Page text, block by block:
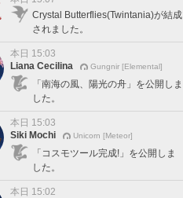
Crystal Butterflies(Twintania)が結成
されました。
本日 15:03
Liana Cecilina
Gungnir [Elemental]
「南海の風、陽光の舟」を公開しま
した。
本日 15:03
Siki Mochi
Unicorn [Meteor]
「コスモツール完成!」を公開しま
した。
本日 15:02